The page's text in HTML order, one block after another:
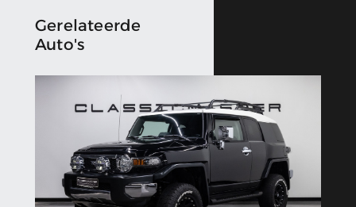
Gerelateerde
Auto's